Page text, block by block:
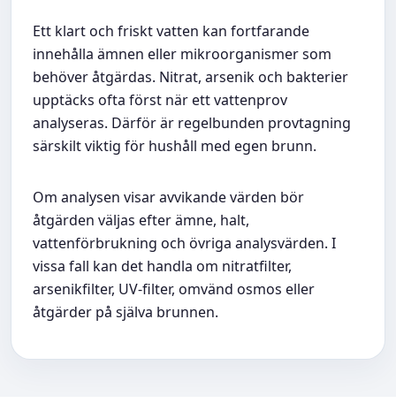
Ett klart och friskt vatten kan fortfarande
innehålla ämnen eller mikroorganismer som
behöver åtgärdas. Nitrat, arsenik och bakterier
upptäcks ofta först när ett vattenprov
analyseras. Därför är regelbunden provtagning
särskilt viktig för hushåll med egen brunn.
Om analysen visar avvikande värden bör
åtgärden väljas efter ämne, halt,
vattenförbrukning och övriga analysvärden. I
vissa fall kan det handla om nitratfilter,
arsenikfilter, UV-filter, omvänd osmos eller
åtgärder på själva brunnen.